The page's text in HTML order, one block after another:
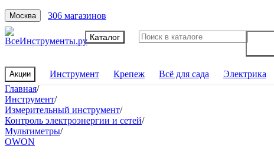
Москва 306 магазинов
Каталог
Акции Инструмент Крепеж Всё для сада Электрика
Главная/
Инструмент/
Измерительный инструмент/
Контроль электроэнергии и сетей/
Мультиметры/
OWON